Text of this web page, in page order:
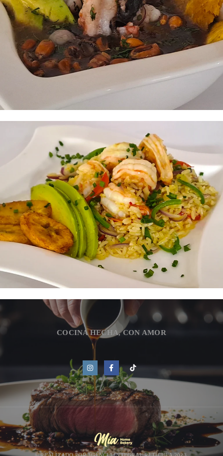
COCINA HECHA, CON AMOR